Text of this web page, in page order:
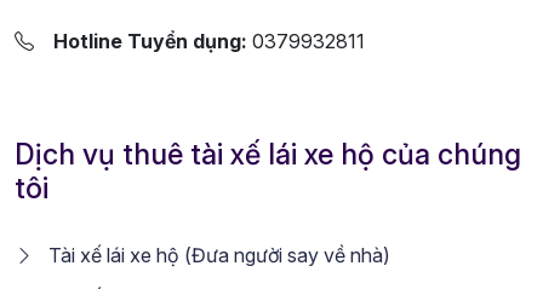
Hotline Tuyển dụng: 0379932811
Dịch vụ thuê tài xế lái xe hộ của chúng
tôi
Tài xế lái xe hộ (Đưa người say về nhà)